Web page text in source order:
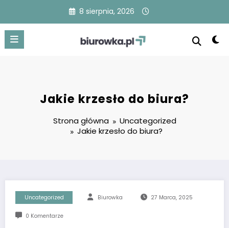
treści
8 sierpnia, 2026
Jakie krzesło do biura?
Strona główna
Uncategorized
Jakie krzesło do biura?
Uncategorized Biurowka 27 Marca, 2025
0 Komentarze